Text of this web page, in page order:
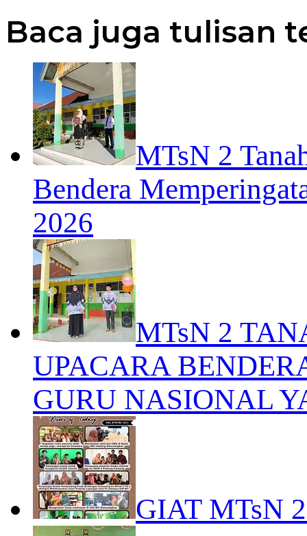
Baca juga tulisan
MTsN 2
Bendera
2026
MTsN 2
UPACARA
GURU NASIONAL
GIAT MTsN